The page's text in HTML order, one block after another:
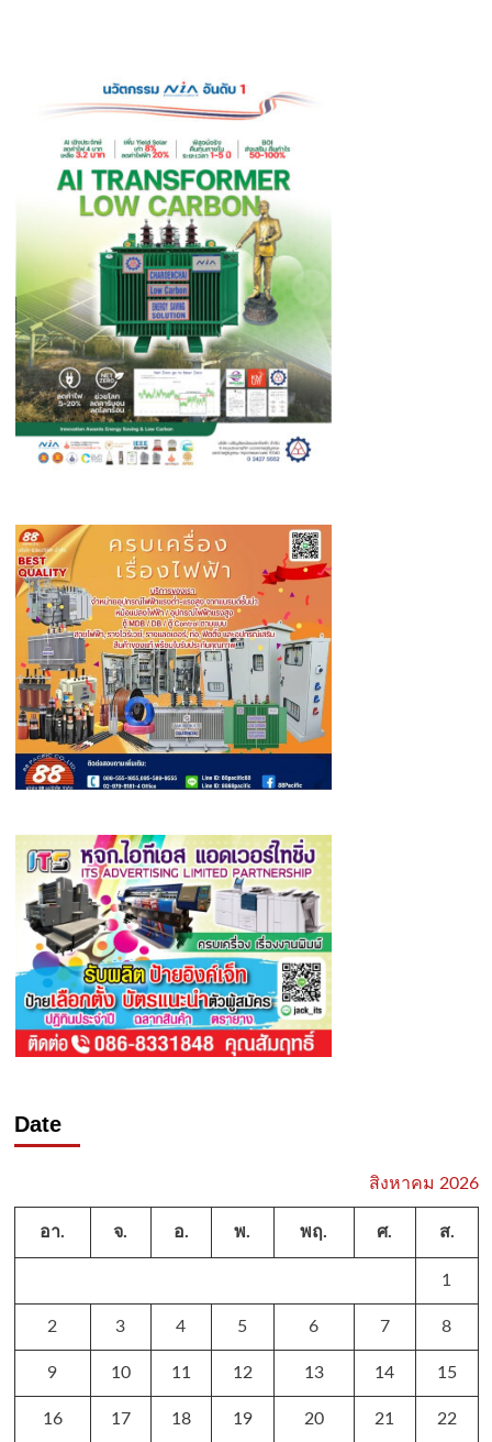
Date
สิงหาคม 2026
อา. จ. อ. พ. พฤ. ศ. ส.
1
2 3 4 5 6 7 8
9 10 11 12 13 14 15
16 17 18 19 20 21 22